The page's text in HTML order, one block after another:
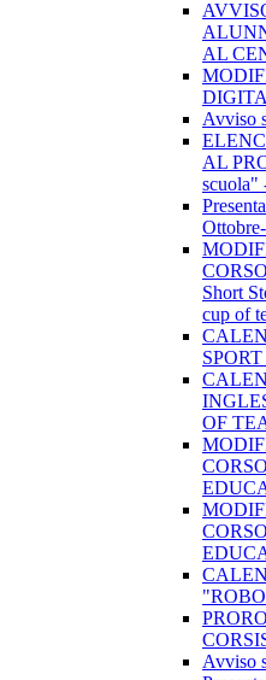
AL
Avviso
AL
scuola"
Short
cup of
OF
Avviso